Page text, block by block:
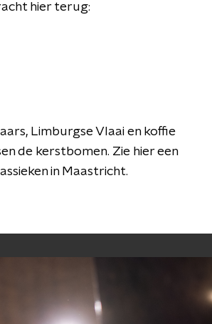
hier terug:
Limburgse Vlaai en koffie
de kerstbomen. Zie hier een
in Maastricht.